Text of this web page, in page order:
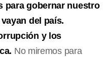
para gobernar nuestro
del país.
y los
No miremos para